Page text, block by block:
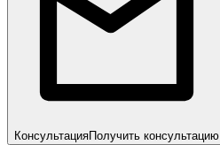
КонсультацияПолучить консультацию